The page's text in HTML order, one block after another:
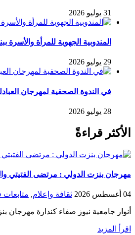
31 يوليو 2026
المندوبية الجهوية للمرأة
29 يوليو 2026
في الندوة الصحفية لمهرجان
28 يوليو 2026
الأكثر قراءةً
مهرجان بنزت الدولي : مرتضى الفتيتي
04 أغسطس 2026 ثقافة وإعلام, متابعات
أنوار جامعية نيوز صفاء كندارة مهرجان
اقرأ المزيد